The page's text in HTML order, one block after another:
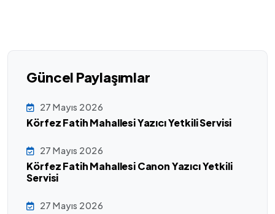
Güncel Paylaşımlar
27 Mayıs 2026
Körfez Fatih Mahallesi Yazıcı Yetkili Servisi
27 Mayıs 2026
Körfez Fatih Mahallesi Canon Yazıcı Yetkili
Servisi
27 Mayıs 2026